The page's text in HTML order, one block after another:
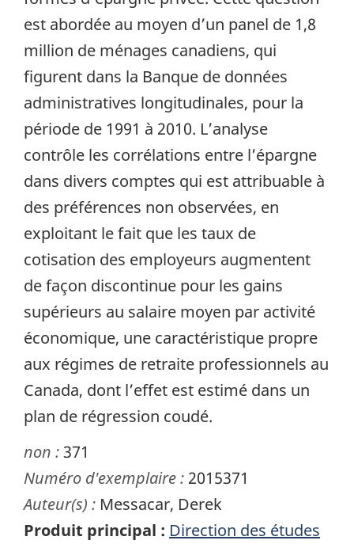
est abordée au moyen d’un panel de 1,8
million de ménages canadiens, qui
figurent dans la Banque de données
administratives longitudinales, pour la
période de 1991 à 2010. L’analyse
contrôle les corrélations entre l’épargne
dans divers comptes qui est attribuable à
des préférences non observées, en
exploitant le fait que les taux de
cotisation des employeurs augmentent
de façon discontinue pour les gains
supérieurs au salaire moyen par activité
économique, une caractéristique propre
aux régimes de retraite professionnels au
Canada, dont l’effet est estimé dans un
plan de régression coudé.
non :371
Numéro d'exemplaire : 2015371
Auteur(s) : Messacar, Derek
Produit principal : Direction des études